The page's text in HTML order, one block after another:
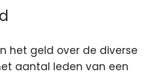
het geld over de diverse
aantal leden van een